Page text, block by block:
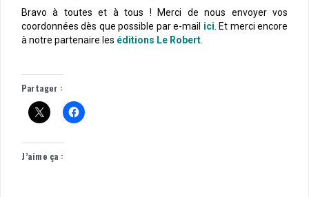
Bravo à toutes et à tous ! Merci de nous envoyer vos
coordonnées dès que possible par e-mail ici . Et merci encore
à notre partenaire les éditions Le Robert
Partager :
J’aime ça :